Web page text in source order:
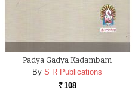
Padya Gadya Kadambam
By S R Publications
Rs. 108